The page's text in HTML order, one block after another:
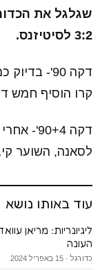
שגלגל את
3:2 לסיטיזנס.
דקה 90'-
קרו הוסיף חמש
דקה
לסאנה, השוער
עוד באותו נושא
ליגיונריות: מריאן
העונה
כדורגל · 15 באפריל 2024